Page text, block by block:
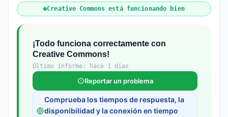
Creative Commons está funcionando bien
¡Todo funciona correctamente con
Creative Commons!
Último informe: hace 1 días
Reportar un problema
Comprueba los tiempos de respuesta, la
disponibilidad y la conexión en tiempo